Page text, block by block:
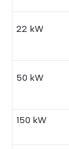
22 kW
50 kW
150 kW